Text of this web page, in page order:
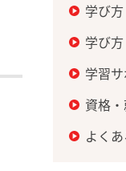
学び方
学び方
学習
資格
よく